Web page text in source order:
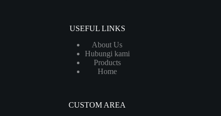
USEFUL LINKS
About Us
Hubungi kami
Products
Home
CUSTOM AREA